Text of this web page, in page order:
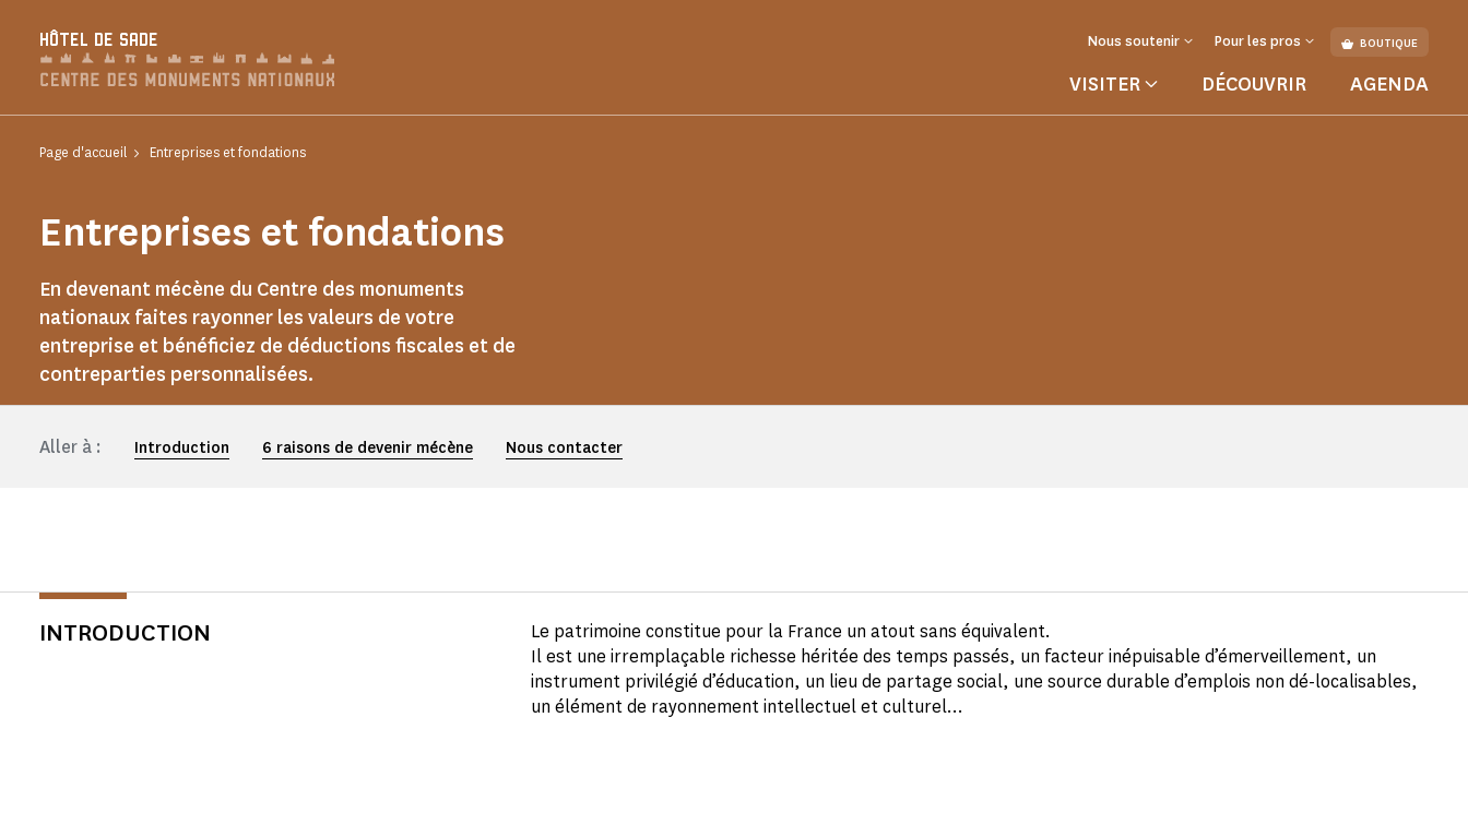
HÔTEL DE SADE Nous soutenir Pour les pros BOUTIQUE
VISITER DÉCOUVRIR AGENDA
Page d'accueil Entreprises et fondations
Entreprises et fondations
En devenant mécène du Centre des monuments
nationaux faites rayonner les valeurs de votre
entreprise et bénéficiez de déductions fiscales et de
contreparties personnalisées.
Aller à : Introduction 6 raisons de devenir mécène Nous contacter
INTRODUCTION
Le patrimoine constitue pour la France un atout sans équivalent.
Il est une irremplaçable richesse héritée des temps passés, un facteur inépuisable d’émerveillement, un
instrument privilégié d’éducation, un lieu de partage social, une source durable d’emplois non dé-localisables,
un élément de rayonnement intellectuel et culturel…